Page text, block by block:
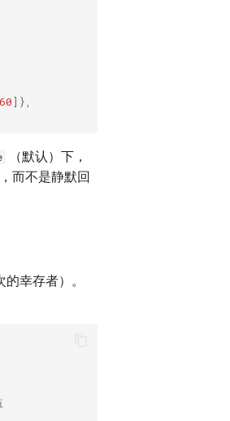
60]},
（默认）下，
而不是静默回
幸存者）。